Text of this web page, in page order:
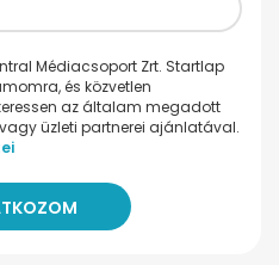
Médiacsoport Zrt. Startlap
és közvetlen
az általam megadott
üzleti partnerei ajánlatával.